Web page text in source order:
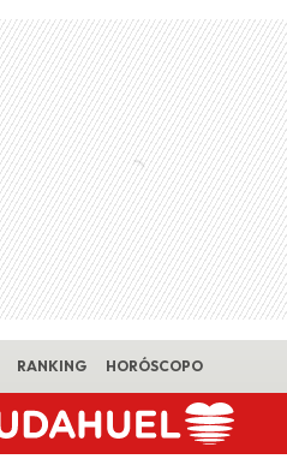
RANKING HORÓSCOPO